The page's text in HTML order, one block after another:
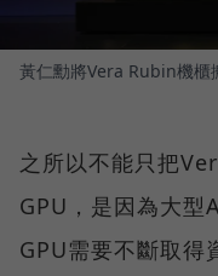
黃仁勳將Vera Rubin機櫃
之所以不能只把
GPU，是因為大型
GPU需要不斷取得